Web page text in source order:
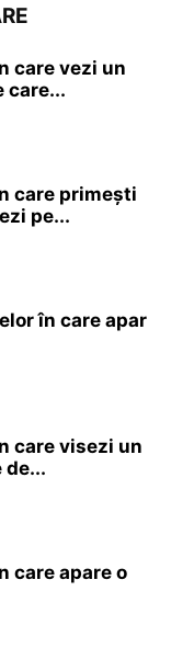
care vezi un
care...
care primești
pe...
în care apar
care visezi un
de...
care apare o